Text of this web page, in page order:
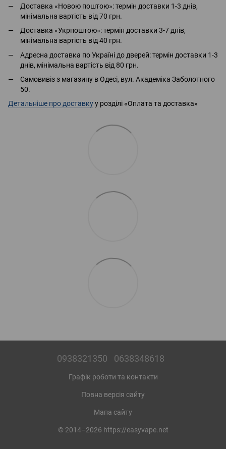
Доставка «Новою поштою»: термін доставки 1-3 днів,
мінімальна вартість від 70 грн.
Доставка «Укрпоштою»: термін доставки 3-7 днів,
мінімальна вартість від 40 грн.
Адресна доставка по Україні до дверей: термін доставки 1-3
днів, мінімальна вартість від 80 грн.
Самовивіз з магазину в Одесі, вул. Академіка Заболотного
50.
Детальніше про доставкуу розділі «Оплата та доставка»
0938321350 0638348618
Графік роботи та контакти
Повна версія сайту
Мапа сайту
© 2014–2026 https://easyvape.net